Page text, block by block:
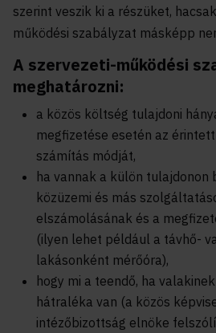
szerint veszik ki a részüket,
működési szabályzat másképp
A szervezeti-működési
meghatározni:
a közös költség tulajdoni
megfizetése esetén az
számítás módját,
ha vannak a külön tulajdonon
közüzemi és más
elszámolásának és a
(ilyen lehet például a távhő-
lakásonként mérőóra),
hogy mi a teendő, ha
hátraléka van (a közös
intézőbizottság elnöke